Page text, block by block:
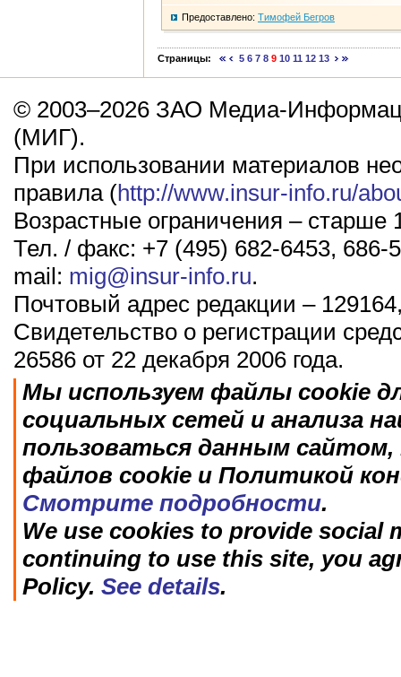
Предоставлено: Тимофей Бегров
Страницы: 5 6 7 8 9 10 11 12 13
© 2003–2026 ЗАО Медиа-
(МИГ).
При использовании материалов
правила (http://www.insur-info.ru/
Возрастные ограничения – старше
Тел. / факс: +7 (495) 682-6453, 686-
mail: mig@insur-info.ru.
Почтовый адрес редакции –
Свидетельство о регистрации
26586 от 22 декабря 2006 года.
Мы используем файлы cookie
социальных сетей и анализа
пользоваться данным
файлов cookie и Политикой
Смотрите подробности.
We use cookies to provide social
continuing to use this site, you
Policy. See details.